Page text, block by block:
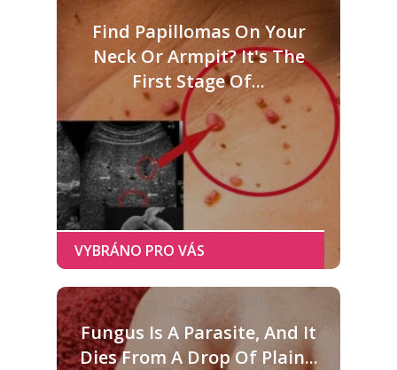
Find Papillomas On Your
Neck Or Armpit? It's The
First Stage Of...
Fungus Is A Parasite, And It
Dies From A Drop Of Plain...